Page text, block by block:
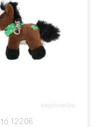
12206